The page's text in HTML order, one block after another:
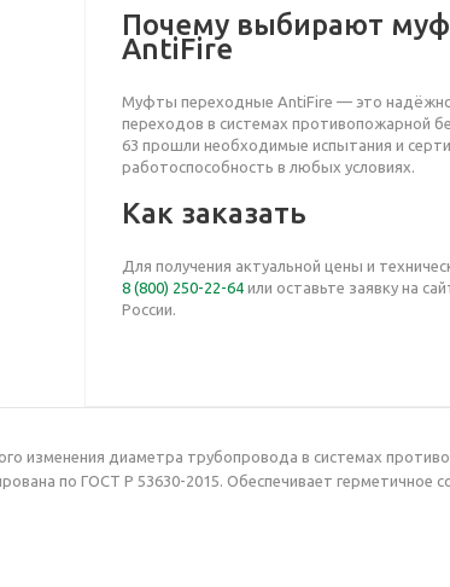
Почему выбирают
AntiFire
Муфты переходные AntiFire — это
переходов в системах противопожарной
63 прошли необходимые испытания и
работоспособность в любых условиях.
Как заказать
Для получения актуальной цены и
8 (800) 250-22-64 или оставьте заявку на
России.
изменения диаметра трубопровода в системах
по ГОСТ Р 53630-2015. Обеспечивает герметичное